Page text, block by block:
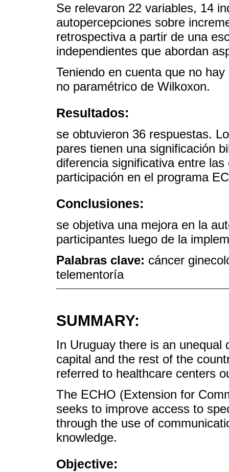
Se relevaron 22 variables, 14
autopercepciones sobre
retrospectiva a partir de una
independientes que abordan
Teniendo en cuenta que no
no paramétrico de Wilkoxon.
Resultados:
se obtuvieron 36 respuestas.
pares tienen una significación
diferencia significativa entre
participación en el programa
Conclusiones:
se objetiva una mejora en la
participantes luego de la
Palabras clave: cáncer
telementoría
SUMMARY:
In Uruguay there is an
capital and the rest of the
referred to healthcare centers
The ECHO (Extension for
seeks to improve access to
through the use of
knowledge.
Objective: